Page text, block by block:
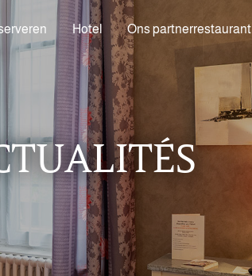
Hotel Ons partnerrestaurant